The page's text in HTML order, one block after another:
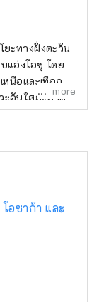
ยะทางฝั่งตะวัน
แอ่งโอซุ โดย
หนือและเทือก
ะอันใสสะอาด
งว่ากันว่าโค้ง
more
อซาก้า และ